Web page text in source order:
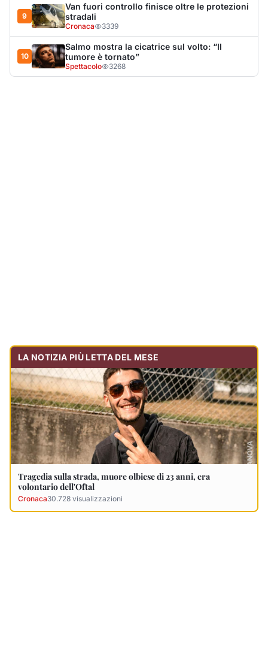
9
Van fuori controllo finisce oltre le protezioni
stradali
Cronaca 3339
10
Salmo mostra la cicatrice sul volto: “Il
tumore è tornato”
Spettacolo 3268
LA NOTIZIA PIÙ LETTA DEL MESE
Tragedia sulla strada, muore olbiese di 23 anni, era
volontario dell'Oftal
Cronaca30.728 visualizzazioni